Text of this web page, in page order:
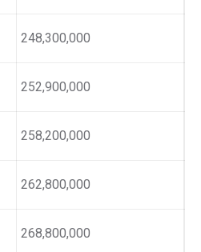
248,300,000
252,900,000
258,200,000
262,800,000
268,800,000